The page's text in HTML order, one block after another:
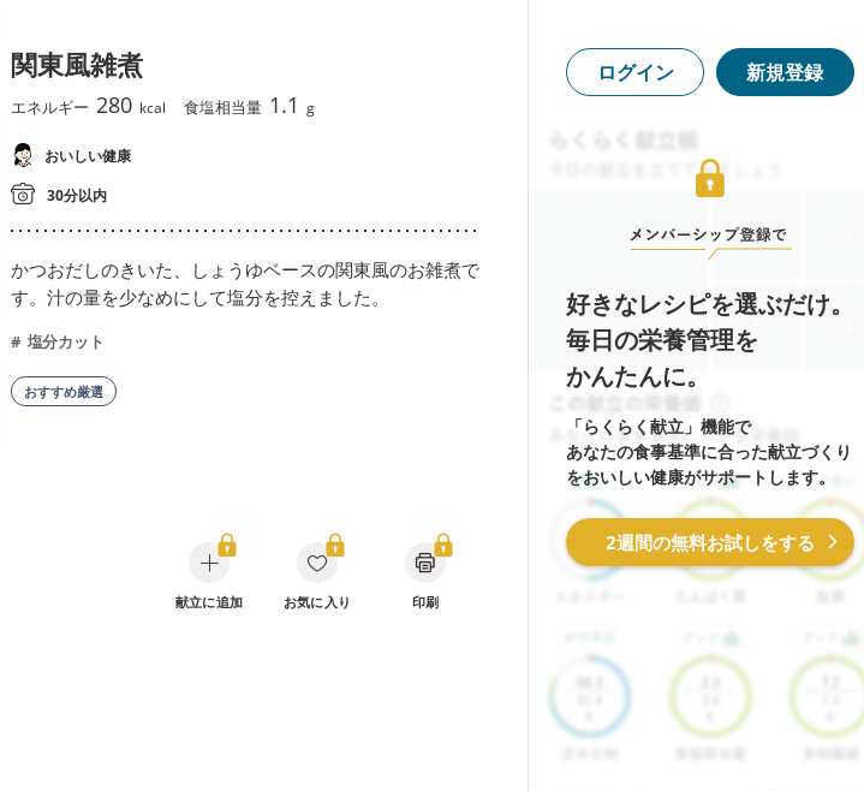
関東風雑煮
エネルギー 280 kcal 食塩相当量 1.1 g
おいしい健康
30分以内
かつおだしのきいた、しょうゆベースの関東風のお雑煮で
す。汁の量を少なめにして塩分を控えました。
塩分カット
おすすめ厳選
献立に追加 お気に入り 印刷
ログイン 新規登録
好きなレシピを選ぶだけ。
毎日の栄養管理を
かんたんに。
「らくらく献立」機能で
あなたの食事基準に合った献立づくり
をおいしい健康がサポートします。
2週間の無料お試しをする